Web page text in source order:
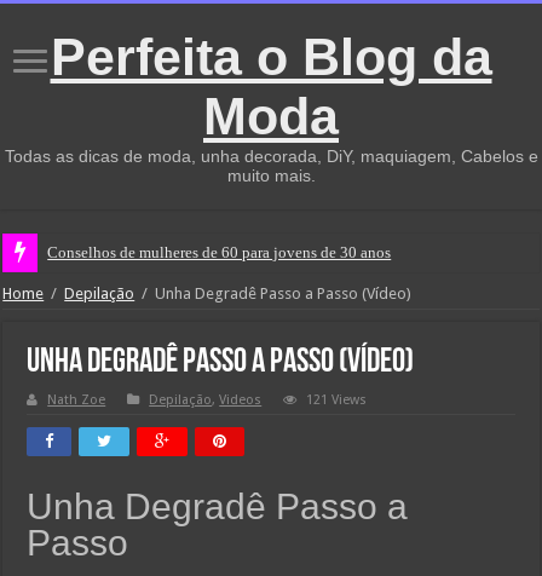
Perfeita o Blog da
Moda
Todas as dicas de moda, unha decorada, DiY, maquiagem, Cabelos e
muito mais.
Conselhos de mulheres de 60 para jovens de 30 anos
Home / Depilação / Unha Degradê Passo a Passo (Vídeo)
Unha Degradê Passo a Passo (Vídeo)
Nath Zoe Depilação,Videos 121 Views
Unha Degradê Passo a
Passo